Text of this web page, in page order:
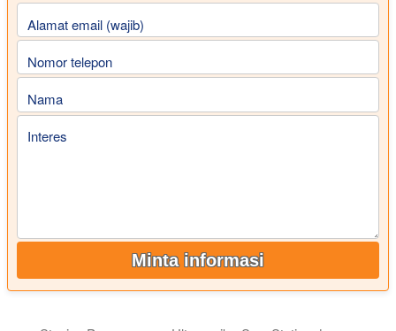
Alamat email (wajib)
Nomor telepon
Nama
Interes
Minta informasi